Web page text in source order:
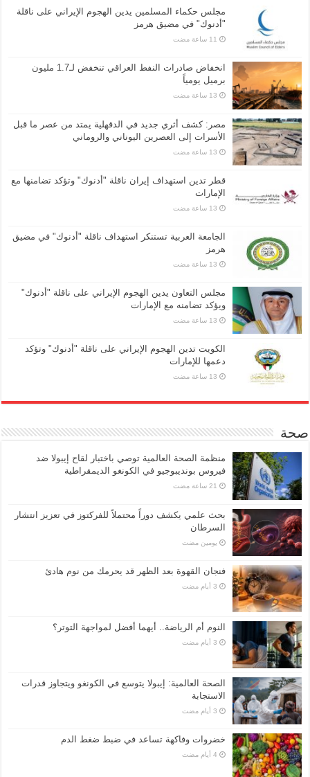
مجلس حكماء المسلمين يدين الهجوم الإيراني على ناقلة
"أدنوك" في مضيق هرمز
انخفاض صادرات النفط العراقي تنخفض لـ1.7 مليون
برميل يومياً
مصر: كشف أثري جديد في الدقهلية يمتد من عصر ما قبل
الأسرات إلى العصرين اليوناني والروماني
قطر تدين استهداف إيران ناقلة "أدنوك" وتؤكد تضامنها مع
الإمارات
الجامعة العربية تستنكر استهداف ناقلة "أدنوك" في مضيق
هرمز
مجلس التعاون يدين الهجوم الإيراني على ناقلة "أدنوك"
ويؤكد تضامنه مع الإمارات
الكويت تدين الهجوم الإيراني على ناقلة "أدنوك" وتؤكد
دعمها للإمارات
صحة
منظمة الصحة العالمية توصي باختبار لقاح إيبولا ضد
فيروس بونديبوجيو في الكونغو الديمقراطية
بحث علمي يكشف دوراً محتملاً للفركتوز في تعزيز انتشار
السرطان
‏يومين مضت
فنجان القهوة بعد الظهر قد يحرمك من نوم هادئ
النوم أم الرياضة.. أيهما أفضل لمواجهة التوتر؟
الصحة العالمية: إيبولا يتوسع في الكونغو ويتجاوز قدرات
الاستجابة
خضروات وفاكهة تساعد في ضبط ضغط الدم